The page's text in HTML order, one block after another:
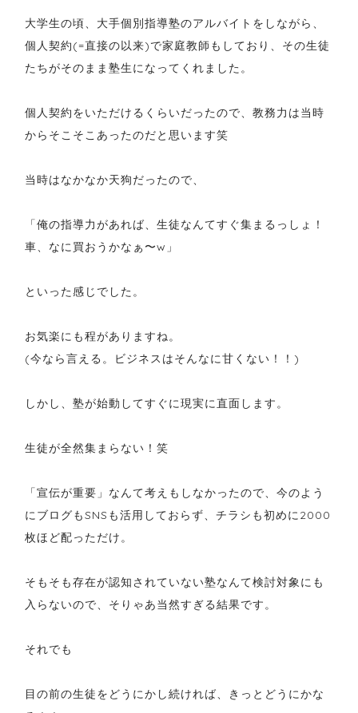
大学生の頃、大手個別指導塾のアルバイトをしながら、
個人契約(=直接の以来)で家庭教師もしており、その生徒
たちがそのまま塾生になってくれました。
個人契約をいただけるくらいだったので、教務力は当時
からそこそこあったのだと思います笑
当時はなかなか天狗だったので、
「俺の指導力があれば、生徒なんてすぐ集まるっしょ！
車、なに買おうかなぁ〜w」
といった感じでした。
お気楽にも程がありますね。
(今なら言える。ビジネスはそんなに甘くない！！)
しかし、塾が始動してすぐに現実に直面します。
生徒が全然集まらない！笑
「宣伝が重要」なんて考えもしなかったので、今のよう
にブログもSNSも活用しておらず、チラシも初めに2000
枚ほど配っただけ。
そもそも存在が認知されていない塾なんて検討対象にも
入らないので、そりゃあ当然すぎる結果です。
それでも
目の前の生徒をどうにかし続ければ、きっとどうにかな